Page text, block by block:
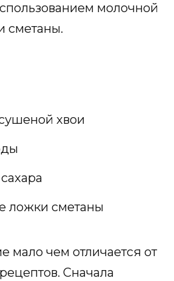
молочной
сметаны.
хвои
ложки сметаны
мало чем отличается от
Сначала